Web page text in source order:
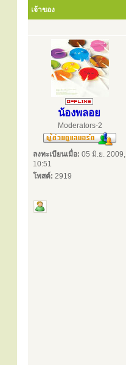
เจ้าของ
น้องพลอย
Moderators-2
ลงทะเบียนเมื่อ: 05 มิ.ย. 2009,
10:51
โพสต์: 2919